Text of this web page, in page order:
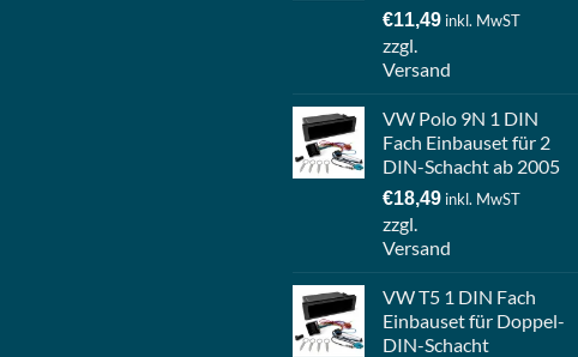
€11,49 inkl. MwST
zzgl.
Versand
VW Polo 9N 1 DIN
Fach Einbauset für 2
DIN-Schacht ab 2005
€18,49 inkl. MwST
zzgl.
Versand
VW T5 1 DIN Fach
Einbauset für Doppel-
DIN-Schacht